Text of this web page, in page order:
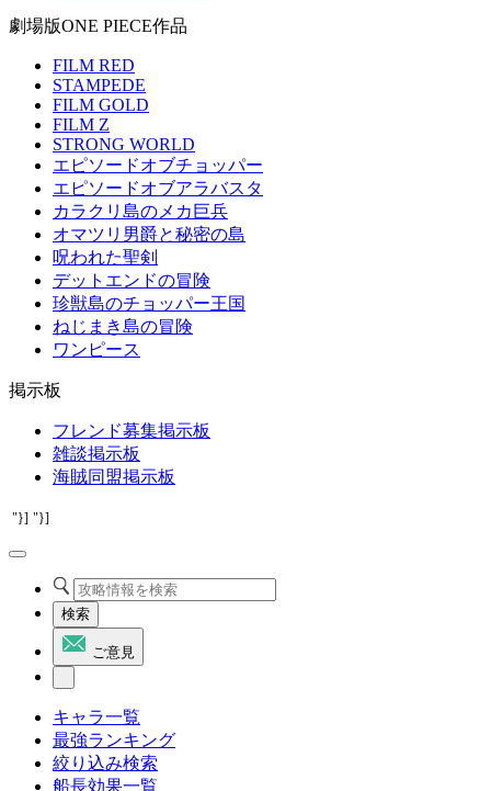
劇場版ONE PIECE作品
FILM RED
STAMPEDE
FILM GOLD
FILM Z
STRONG WORLD
エピソードオブチョッパー
エピソードオブアラバスタ
カラクリ島のメカ巨兵
オマツリ男爵と秘密の島
呪われた聖剣
デットエンドの冒険
珍獣島のチョッパー王国
ねじまき島の冒険
ワンピース
掲示板
フレンド募集掲示板
雑談掲示板
海賊同盟掲示板
"}] "}]
検索
ご意見
キャラ一覧
最強ランキング
絞り込み検索
船長効果一覧